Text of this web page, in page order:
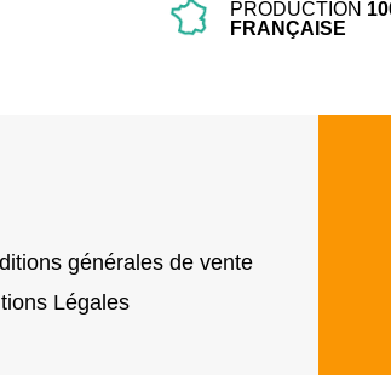
PRODUCTION
FRANÇAISE
générales de vente
Légales